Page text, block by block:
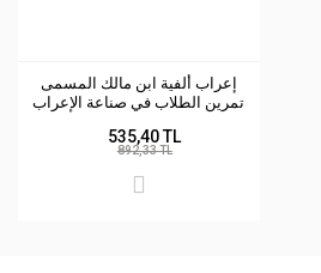
إعراب ألفية ابن مالك المسمى
تمرين الطلاب في صناعة الإعراب
535,40 TL
892,33 TL